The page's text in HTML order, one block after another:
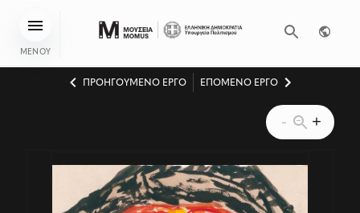
ΜΕΝΟΥ
ΠΡΟΗΓΟΥΜΕΝΟ ΕΡΓΟ ΕΠΟΜΕΝΟ ΕΡΓΟ
- +